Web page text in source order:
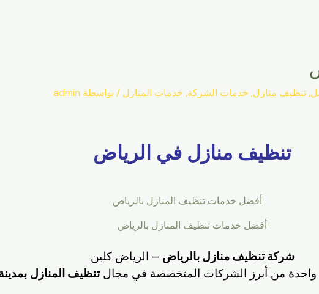
,تنظيف منازل, خدمات الشركة, خدمات المنازل / بواسطة admin
تنظيف منازل في الرياض
أفضل خدمات تنظيف المنازل بالرياض
شركة تنظيف منازل بالرياض – الرياض كلين
واحدة من أبرز الشركات المتخصصة في مجالتنظيف المنازل